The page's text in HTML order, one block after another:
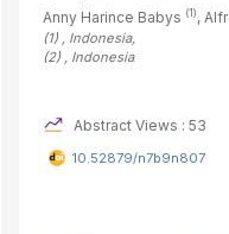
Anny Harince Babys (1),
(1) , Indonesia,
(2)
, Indonesia
Abstract Views : 53
10.52879/n7b9n807